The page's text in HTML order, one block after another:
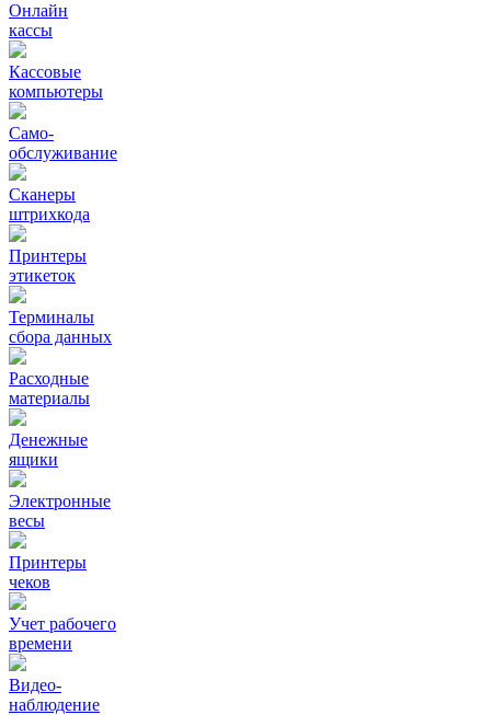
Онлайн
кассы
Кассовые
компьютеры
Само-
обслуживание
Сканеры
штрихкода
Принтеры
этикеток
Терминалы
сбора данных
Расходные
материалы
Денежные
ящики
Электронные
весы
Принтеры
чеков
Учет рабочего
времени
Видео‑
наблюдение